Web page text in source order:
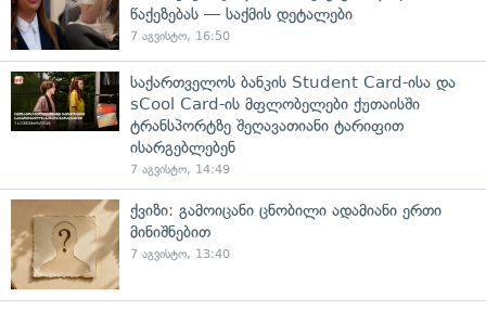
წაქეზებას — საქმის დეტალები
7 აგვისტო, 16:50
საქართველოს ბანკის Student Card-ისა და
sCool Card-ის მფლობელები ქუთაისში
ტრანსპორტზე შეღავათიანი ტარიფით
ისარგებლებენ
7 აგვისტო, 14:49
ქვიზი: გამოიცანი ცნობილი ადამიანი ერთი
მინიშნებით
7 აგვისტო, 13:40